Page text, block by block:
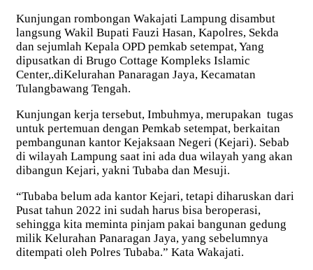
Kunjungan rombongan Wakajati Lampung disambut
langsung Wakil Bupati Fauzi Hasan, Kapolres, Sekda
dan sejumlah Kepala OPD pemkab setempat, Yang
dipusatkan di Brugo Cottage Kompleks Islamic
Center,.diKelurahan Panaragan Jaya, Kecamatan
Tulangbawang Tengah.
Kunjungan kerja tersebut, Imbuhmya, merupakan tugas
untuk pertemuan dengan Pemkab setempat, berkaitan
pembangunan kantor Kejaksaan Negeri (Kejari). Sebab
di wilayah Lampung saat ini ada dua wilayah yang akan
dibangun Kejari, yakni Tubaba dan Mesuji.
“Tubaba belum ada kantor Kejari, tetapi diharuskan dari
Pusat tahun 2022 ini sudah harus bisa beroperasi,
sehingga kita meminta pinjam pakai bangunan gedung
milik Kelurahan Panaragan Jaya, yang sebelumnya
ditempati oleh Polres Tubaba.” Kata Wakajati.